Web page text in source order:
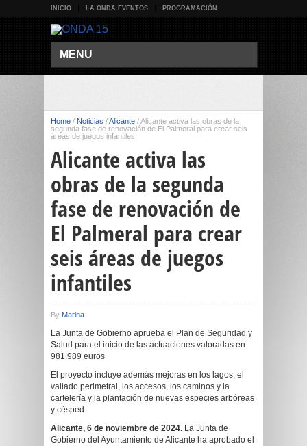
INICIO LA ONDA EVENTOS PROGRAMACIÓN
MENU
Home / Noticias /Alicante /Alicante activa las obras de la
segunda fase de renovación de El Palmeral para crear seis
áreas de juegos infantiles
Alicante activa las
obras de la segunda
fase de renovación de
El Palmeral para crear
seis áreas de juegos
infantiles
By Marina
La Junta de Gobierno aprueba el Plan de Seguridad y
Salud para el inicio de las actuaciones valoradas en
981.989 euros
El proyecto incluye además mejoras en los lagos, el
vallado perimetral, los accesos, los caminos y la
cartelería y la plantación de nuevas especies arbóreas
y césped
Alicante, 6 de noviembre de 2024. La Junta de
Gobierno del Ayuntamiento de Alicante ha aprobado el